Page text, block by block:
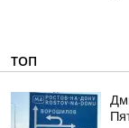
ТОП